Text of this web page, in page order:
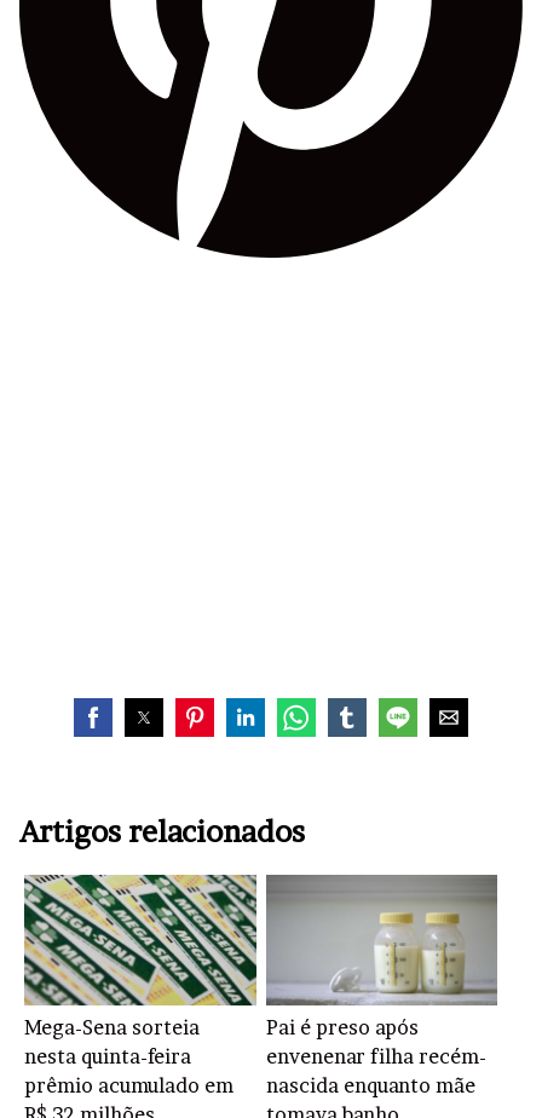
Artigos relacionados
Mega-Sena sorteia
nesta quinta-feira
prêmio acumulado em
Pai é preso após
envenenar filha recém-
nascida enquanto mãe